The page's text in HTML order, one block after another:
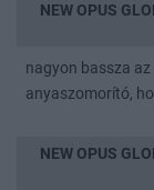
NEW OPUS
nagyon bassza
anyaszomorító,
NEW OPUS